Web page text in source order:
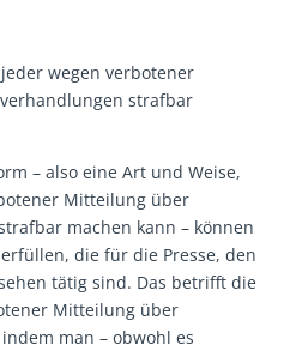
wegen verbotener
strafbar
– also eine Art und Weise,
Mitteilung über
machen kann – können
die für die Presse, den
tätig sind. Das betrifft die
Mitteilung über
man – obwohl es